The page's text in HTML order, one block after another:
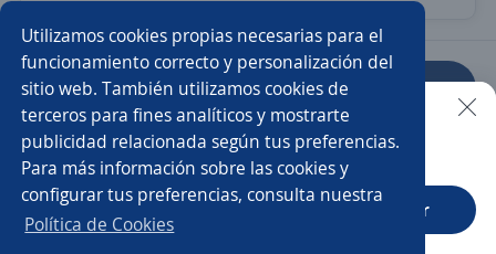
Utilizamos cookies propias necesarias para el
funcionamiento correcto y personalización del
sitio web. También utilizamos cookies de
terceros para fines analíticos y mostrarte
publicidad relacionada según tus preferencias.
Para más información sobre las cookies y
configurar tus preferencias, consulta nuestra
Política de Cookies
Anterior Siguiente
Nuevas ofertas de empleo
Empleos similares
Buscar es más fácil en la app
CT App Abrir